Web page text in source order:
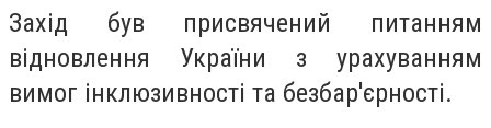
Захід був присвячений питанням
відновлення України з урахуванням
вимог інклюзивності та безбар'єрності.